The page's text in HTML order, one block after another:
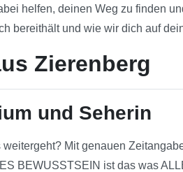
helfen, deinen Weg zu finden
bereithält und wie wir dich auf
Zierenberg
und Seherin
Mit genauen
BEWUSSTSEIN ist das was